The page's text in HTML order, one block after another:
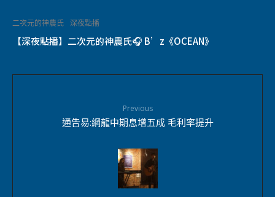
二次元的神農氏 深夜點播
【深夜點播】二次元的神農氏🎧 B’z《OCEAN》
Previous
通告易:網龍中期息增五成 毛利率提升